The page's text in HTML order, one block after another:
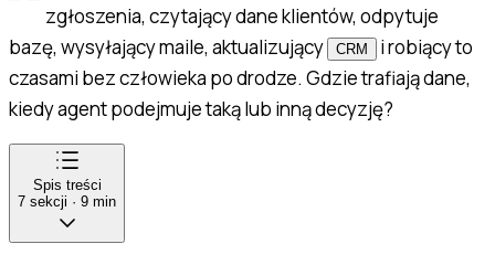
zgłoszenia, czytający dane klientów, odpytuje
bazę, wysyłający maile, aktualizujący
CRM
i robiący to
czasami bez człowieka po drodze. Gdzie trafiają dane,
kiedy agent podejmuje taką lub inną decyzję?
Spis treści
7 sekcji · 9 min